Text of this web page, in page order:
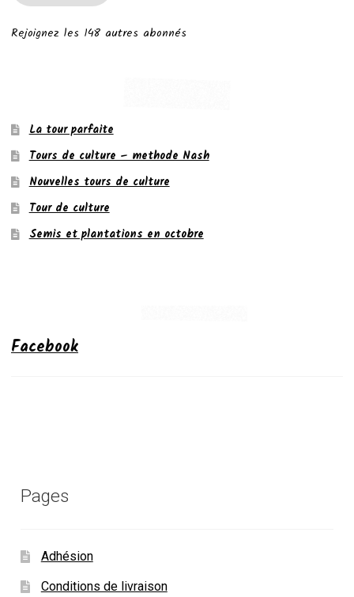
Rejoignez les 148 autres abonnés
La tour parfaite
Tours de culture – methode Nash
Nouvelles tours de culture
Tour de culture
Semis et plantations en octobre
Facebook
Pages
Adhésion
Conditions de livraison